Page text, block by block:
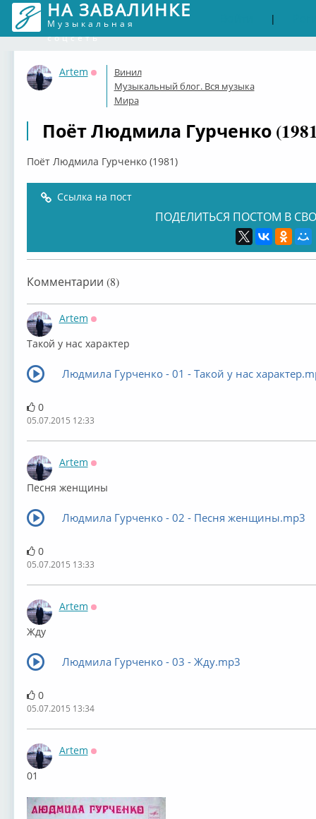
НА ЗАВАЛИНКЕ
Музыкальная
соцсеть
|
Artem
Оффлайн
Винил
Музыкальный блог. Вся музыка
Мира
Поёт Людмила Гурченко
Поёт Людмила Гурченко (1981)
Ссылка на пост
ПОДЕЛИТЬСЯ ПОСТОМ В
Комментарии (8)
Artem
Такой у нас характер
Людмила Гурченко - 01 - Такой у нас
0
05.07.2015 12:33
Artem
Песня женщины
Людмила Гурченко - 02 - Песня женщины.mp3
0
05.07.2015 13:33
Artem
Жду
Людмила Гурченко - 03 - Жду.mp3
0
05.07.2015 13:34
Artem
01